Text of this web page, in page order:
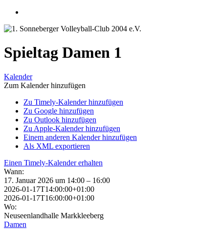
Spieltag Damen 1
Kalender
Zum Kalender hinzufügen
Zu Timely-Kalender hinzufügen
Zu Google hinzufügen
Zu Outlook hinzufügen
Zu Apple-Kalender hinzufügen
Einem anderen Kalender hinzufügen
Als XML exportieren
Einen Timely-Kalender erhalten
Wann:
17. Januar 2026 um 14:00 – 16:00
2026-01-17T14:00:00+01:00
2026-01-17T16:00:00+01:00
Wo:
Neuseenlandhalle Markkleeberg
Damen